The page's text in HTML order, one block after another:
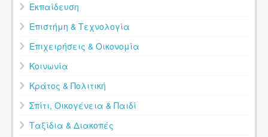
Εκπαίδευση
Επιστήμη & Τεχνολογία
Επιχειρήσεις & Οικονομία
Κοινωνία
Κράτος & Πολιτική
Σπίτι, Οικογένεια & Παιδί
Ταξίδια & Διακοπές